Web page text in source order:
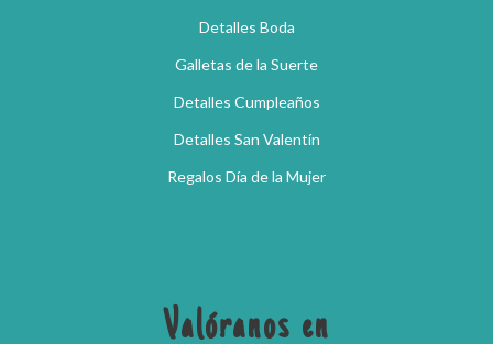
Detalles Boda
Galletas de la Suerte
Detalles Cumpleaños
Detalles San Valentín
Regalos Día de la Mujer
Valóranos en